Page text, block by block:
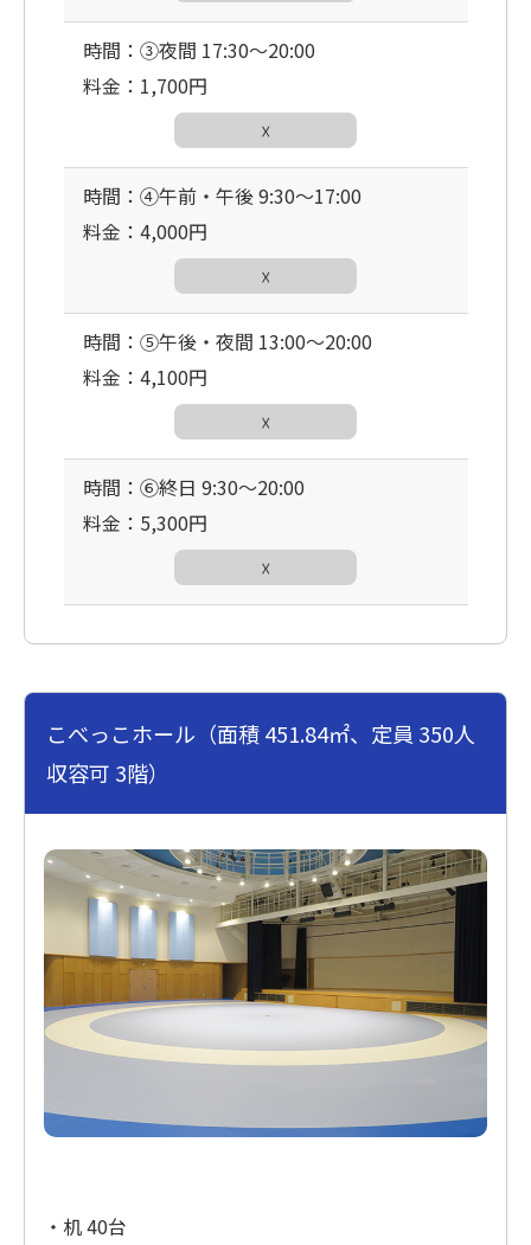
時間：③夜間 17:30〜20:00
料金：1,700円
☓
時間：④午前・午後 9:30〜17:00
料金：4,000円
☓
時間：⑤午後・夜間 13:00〜20:00
料金：4,100円
☓
時間：⑥終日 9:30〜20:00
料金：5,300円
☓
こべっこホール（面積 451.84㎡、定員 350人
収容可 3階）
・机 40台